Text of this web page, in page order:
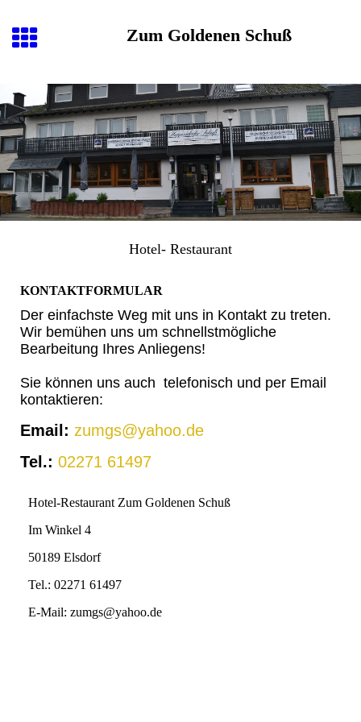
Zum Goldenen Schuß
Hotel- Restaurant
KONTAKTFORMULAR
Der einfachste Weg mit uns in Kontakt zu treten.
Wir bemühen uns um schnellstmögliche
Bearbeitung Ihres Anliegens!
Sie können uns auch telefonisch und per Email
kontaktieren:
Email: zumgs@yahoo.de
Tel.: 02271 61497
Hotel-Restaurant Zum Goldenen Schuß
Im Winkel 4
50189 Elsdorf
Tel.: 02271 61497
E-Mail: zumgs@yahoo.de